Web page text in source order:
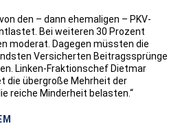
den – dann ehemaligen – PKV-
Bei weiteren 30 Prozent
moderat. Dagegen müssten die
Versicherten Beitragssprünge
Linken-Fraktionschef Dietmar
die übergroße Mehrheit der
reiche Minderheit belasten.“